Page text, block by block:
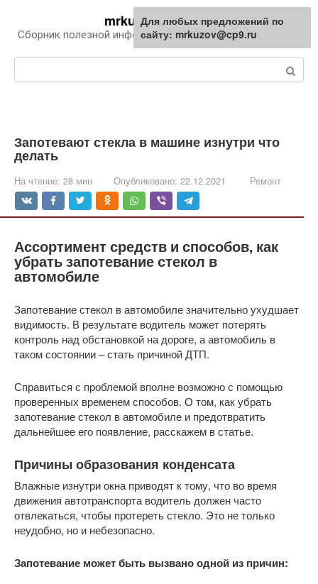
контенту
mrkuzov.ru
Сборник полезной информации про автомобили
Запотевают стекла в машине изнутри что
делать
На чтение: 28 мин Опубликовано: 22.12.2021 Ремонт
Ассортимент средств и способов, как
убрать запотевание стекол в
автомобиле
Запотевание стекол в автомобиле значительно ухудшает
видимость. В результате водитель может потерять
контроль над обстановкой на дороге, а автомобиль в
таком состоянии – стать причиной ДТП.
Справиться с проблемой вполне возможно с помощью
проверенных временем способов. О том, как убрать
запотевание стекол в автомобиле и предотвратить
дальнейшее его появление, расскажем в статье.
Причины образования конденсата
Влажные изнутри окна приводят к тому, что во время
движения автотранспорта водитель должен часто
отвлекаться, чтобы протереть стекло. Это не только
неудобно, но и небезопасно.
Запотевание может быть вызвано одной из причин:
Для любых предложений по
сайту: mrkuzov@cp9.ru
Для любых предложений по
сайту: mrkuzov@cp9.ru